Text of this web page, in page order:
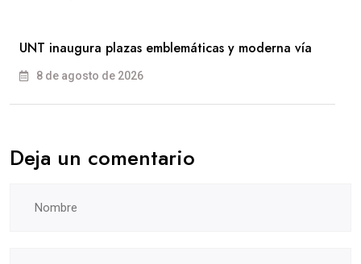
UNT inaugura plazas emblemáticas y moderna vía
8 de agosto de 2026
Deja un comentario